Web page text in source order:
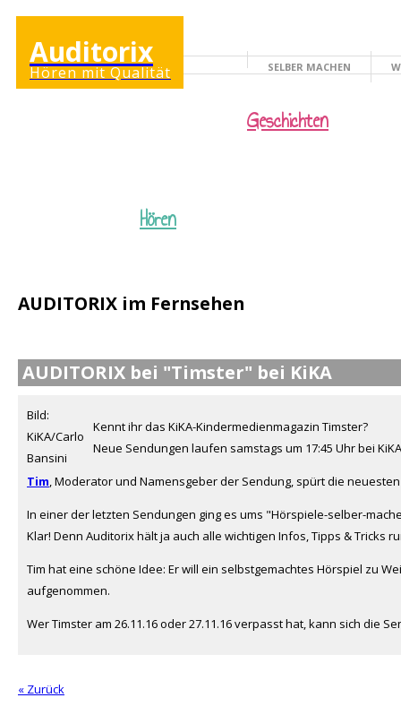
Auditorix
Hören mit Qualität KINDERSEITE
SELBER MACHEN
Hören
Geschichten
AUDITORIX im Fernsehen
AUDITORIX bei "Timster" bei KiKA
Bild:
KiKA/Carlo
Bansini
Kennt ihr das KiKA-Kindermedienmagazin Timster?
Neue Sendungen laufen samstags um 17:45 Uhr bei
Tim, Moderator und Namensgeber der Sendung, spürt die
In einer der letzten Sendungen ging es ums "Hörspiele-selber-
Klar! Denn Auditorix hält ja auch alle wichtigen Infos, Tipps & Tricks
Tim hat eine schöne Idee: Er will ein selbstgemachtes Hörspiel zu
aufgenommen.
Wer Timster am 26.11.16 oder 27.11.16 verpasst hat, kann sich die
« Zurück